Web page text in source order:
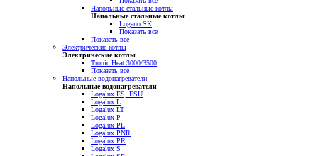
Напольные стальные котлы
Напольные стальные котлы
Logano SK
Показать все
Показать все
Электрические котлы
Электрические котлы
Tronic Heat 3000/3500
Показать все
Напольные водонагреватели
Напольные водонагреватели
Logalux ES, ESU
Logalux L
Logalux LT
Logalux P
Logalux PL
Logalux PNR
Logalux PR
Logalux S